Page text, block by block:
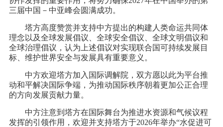
三届中国－中亚峰会圆满成功。
塔方高度赞赏并支持中方提出的构建人类命运共同体
理念以及全球发展倡议、全球安全倡议、全球文明倡议和
全球治理倡议，认为上述倡议对实现联合国可持续发展目
标、维护世界安全与发展具有重要意义。
中方欢迎塔方加入国际调解院，双方愿以此为平台推
动和平解决国际争端，为推动国际秩序朝着更加公正合理
的方向发展贡献力量。
中方注意到塔方在国际舞台为推进水资源和气候议程
发挥的引领作用，欢迎并支持塔方于2026年举办“水促进可